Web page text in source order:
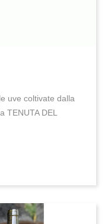
uve coltivate dalla
TENUTA DEL